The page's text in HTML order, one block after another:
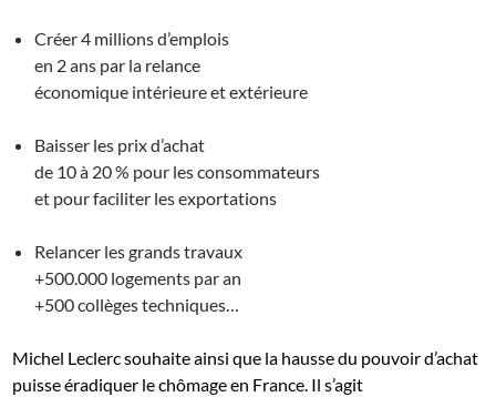
Créer 4 millions d’emplois
en 2 ans par la relance
économique intérieure et extérieure
Baisser les prix d’achat
de 10 à 20 % pour les consommateurs
et pour faciliter les exportations
Relancer les grands travaux
+500.000 logements par an
+500 collèges techniques…
Michel Leclerc souhaite ainsi que la hausse du pouvoir d’achat
puisse éradiquer le chômage en France. Il s’agit